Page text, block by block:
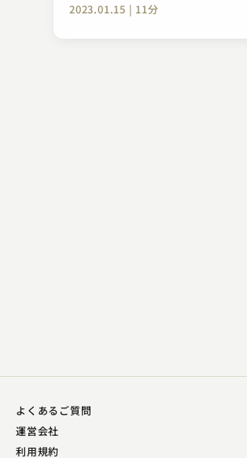
2023.01.15 | 11分
よくあるご質問
運営会社
利用規約